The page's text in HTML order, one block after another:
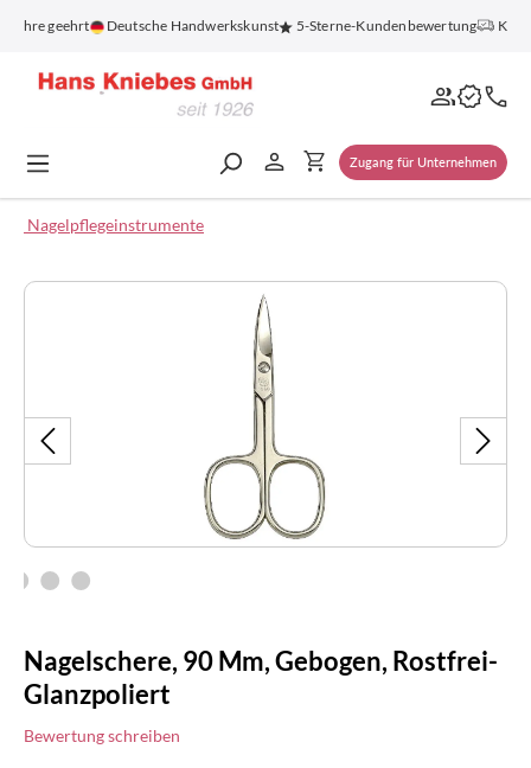
springen
geehrt Deutsche Handwerkskunst 5-Sterne-Kundenbewertung
Zugang für Unternehmen
Nagelpflegeinstrumente
Bildergalerie überspringen
Nagelschere, 90 Mm, Gebogen, Rostfrei-
Glanzpoliert
Bewertung schreiben